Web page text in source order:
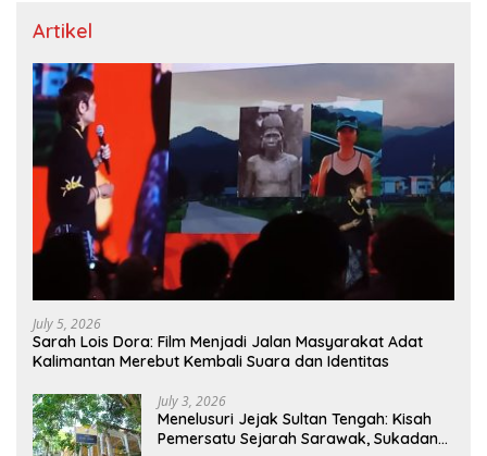
Artikel
July 5, 2026
Sarah Lois Dora: Film Menjadi Jalan Masyarakat Adat
Kalimantan Merebut Kembali Suara dan Identitas
July 3, 2026
Menelusuri Jejak Sultan Tengah: Kisah
Pemersatu Sejarah Sarawak, Sukadana,